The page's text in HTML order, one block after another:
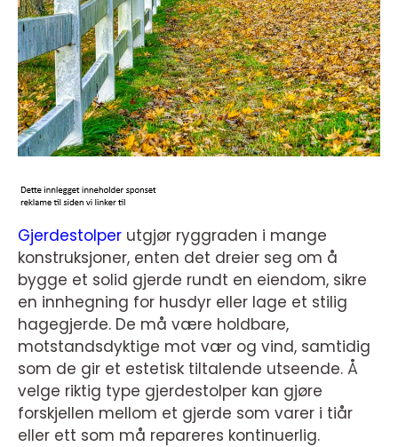
Gjerdestolper utgjør ryggraden i mange
konstruksjoner, enten det dreier seg om å
bygge et solid gjerde rundt en eiendom, sikre
en innhegning for husdyr eller lage et stilig
hagegjerde. De må være holdbare,
motstandsdyktige mot vær og vind, samtidig
som de gir et estetisk tiltalende utseende. Å
velge riktig type gjerdestolper kan gjøre
forskjellen mellom et gjerde som varer i tiår
eller ett som må repareres kontinuerlig.